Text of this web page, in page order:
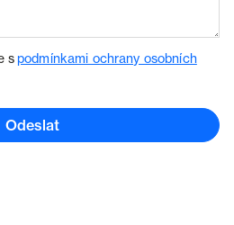
spodmínkami ochrany osobních
Odeslat